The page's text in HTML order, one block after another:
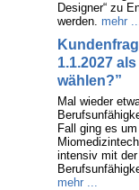
Designer“ zu
werden. mehr
1.1.2027
wählen?”
Mal wieder
Fall ging es
intensiv mit
mehr ...